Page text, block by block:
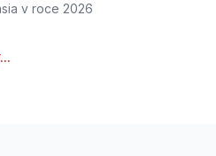
v roce 2026
...